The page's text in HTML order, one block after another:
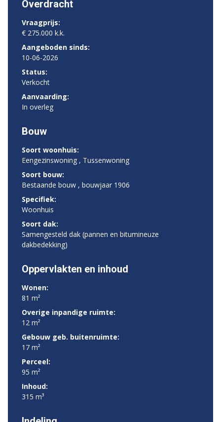
Overdracht
Vraagprijs:
€ 275.000 k.k.
Aangeboden sinds:
10-06-2026
Status:
Verkocht
Aanvaarding:
In overleg
Bouw
Soort woonhuis:
Eengezinswoning , Tussenwoning
Soort bouw:
Bestaande bouw , bouwjaar 1906
Specifiek:
Woonhuis
Soort dak:
Samengesteld dak (pannen en bitumineuze
dakbedekking)
Oppervlakten en inhoud
Wonen:
81 m²
Overige inpandige ruimte:
12 m²
Gebouw geb. buitenruimte:
17 m²
Perceel:
95 m²
Inhoud:
315 m³